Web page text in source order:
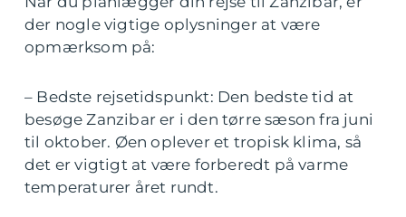
der nogle vigtige oplysninger at være
opmærksom på:
– Bedste rejsetidspunkt: Den bedste tid at
besøge Zanzibar er i den tørre sæson fra juni
til oktober. Øen oplever et tropisk klima, så
det er vigtigt at være forberedt på varme
temperaturer året rundt.